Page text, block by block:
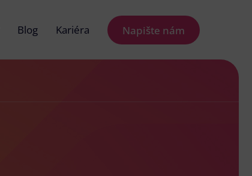
Blog Kariéra Napište nám